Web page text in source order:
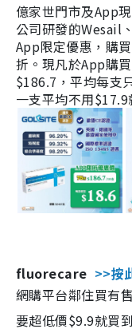
億家世門市及App
公司研發的Wesail
App限定優惠，購
折。現凡於App購
$186.7，平均每支
一支平均不用
fluorecare >>按
網購平台鄰住買有
要超低價$9.9就買